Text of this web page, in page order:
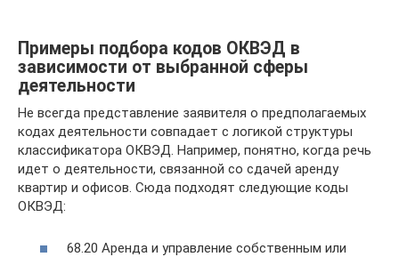
Примеры подбора кодов ОКВЭД в
зависимости от выбранной сферы
деятельности
Не всегда представление заявителя о предполагаемых
кодах деятельности совпадает с логикой структуры
классификатора ОКВЭД. Например, понятно, когда речь
идет о деятельности, связанной со сдачей аренду
квартир и офисов. Сюда подходят следующие коды
ОКВЭД:
68.20 Аренда и управление собственным или